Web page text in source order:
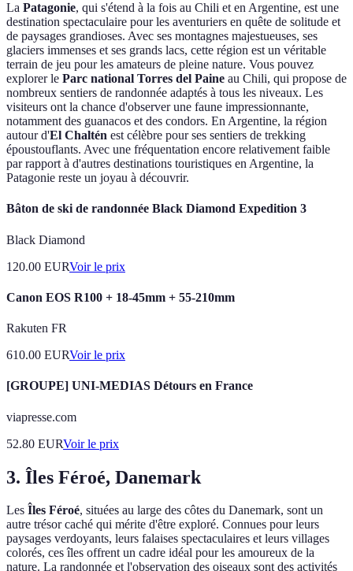
La Patagonie, qui s'étend à la fois au Chili et en Argentine, est une
destination spectaculaire pour les aventuriers en quête de solitude et
de paysages grandioses. Avec ses montagnes majestueuses, ses
glaciers immenses et ses grands lacs, cette région est un véritable
terrain de jeu pour les amateurs de pleine nature. Vous pouvez
explorer le Parc national Torres del Paine au Chili, qui propose de
nombreux sentiers de randonnée adaptés à tous les niveaux. Les
visiteurs ont la chance d'observer une faune impressionnante,
notamment des guanacos et des condors. En Argentine, la région
autour d'El Chaltén est célèbre pour ses sentiers de trekking
époustouflants. Avec une fréquentation encore relativement faible
par rapport à d'autres destinations touristiques en Argentine, la
Patagonie reste un joyau à découvrir.
Bâton de ski de randonnée Black Diamond Expedition 3
Black Diamond
120.00 EURVoir le prix
Canon EOS R100 + 18-45mm + 55-210mm
Rakuten FR
610.00 EURVoir le prix
[GROUPE] UNI-MEDIAS Détours en France
viapresse.com
52.80 EURVoir le prix
3. Îles Féroé, Danemark
Les Îles Féroé, situées au large des côtes du Danemark, sont un
autre trésor caché qui mérite d'être exploré. Connues pour leurs
paysages verdoyants, leurs falaises spectaculaires et leurs villages
colorés, ces îles offrent un cadre idéal pour les amoureux de la
nature. La randonnée et l'observation des oiseaux sont des activités